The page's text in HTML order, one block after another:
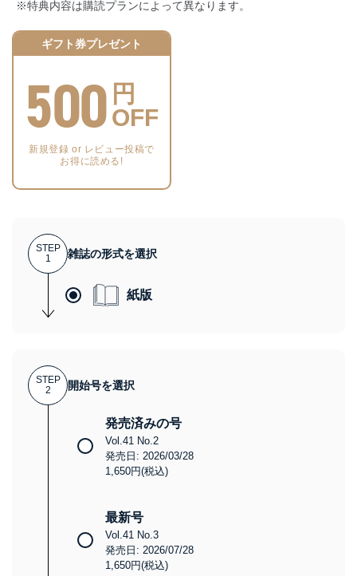
※特典内容は購読プランによって異なります。
ギフト券プレゼント
500 円
OFF
新規登録 or レビュー投稿で
お得に読める!
STEP
1
雑誌の形式を選択
紙版
STEP
2
開始号を選択
発売済みの号
Vol.41 No.2
発売日: 2026/03/28
1,650円(税込)
最新号
Vol.41 No.3
発売日: 2026/07/28
1,650円(税込)